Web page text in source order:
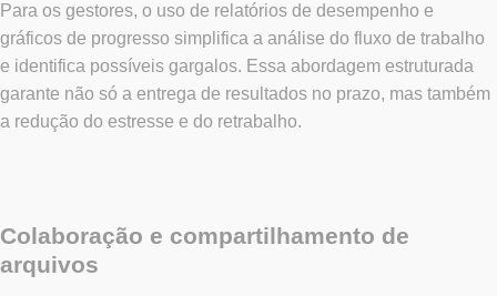
Para os gestores, o uso de relatórios de desempenho e
gráficos de progresso simplifica a análise do fluxo de trabalho
e identifica possíveis gargalos. Essa abordagem estruturada
garante não só a entrega de resultados no prazo, mas também
a redução do estresse e do retrabalho.
Colaboração e compartilhamento de
arquivos